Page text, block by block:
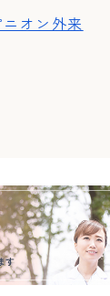
オン外来